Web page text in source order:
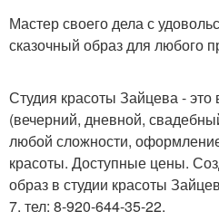
Мастер своего дела с
сказочный образ для любого
Студия красоты Зайцева -
(вечерний, дневной,
любой сложности,
красоты. Доступные цены.
образ в студии красоты
7. тел: 8-920-644-35-22.